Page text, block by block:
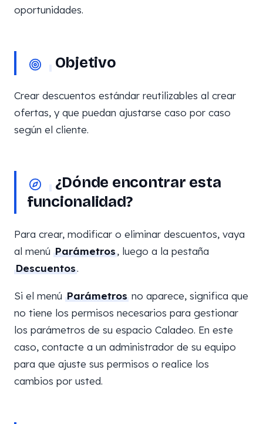
oportunidades.
Objetivo
Crear descuentos estándar reutilizables al crear
ofertas, y que puedan ajustarse caso por caso
según el cliente.
¿Dónde encontrar esta
funcionalidad?
Para crear, modificar o eliminar descuentos, vaya
al menú Parámetros, luego a la pestaña
Descuentos.
Si el menú Parámetros no aparece, significa que
no tiene los permisos necesarios para gestionar
los parámetros de su espacio Caladeo. En este
caso, contacte a un administrador de su equipo
para que ajuste sus permisos o realice los
cambios por usted.